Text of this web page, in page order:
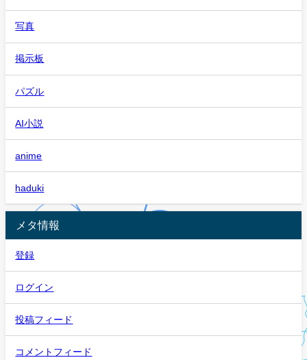
写真
掲示板
パズル
AI小説
anime
haduki
メタ情報
登録
ログイン
投稿フィード
コメントフィード